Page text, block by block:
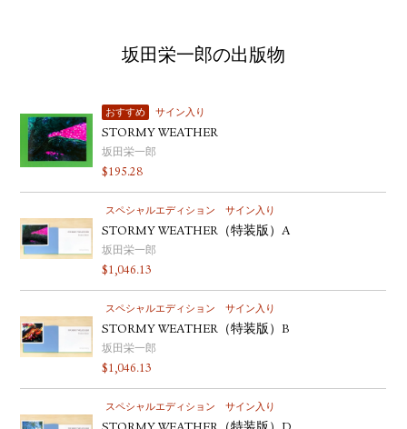
坂田栄一郎の出版物
おすすめ サイン入り
STORMY WEATHER
坂田栄一郎
$195.28
スペシャルエディション サイン入り
STORMY WEATHER（特装版）A
坂田栄一郎
$1,046.13
スペシャルエディション サイン入り
STORMY WEATHER（特装版）B
坂田栄一郎
$1,046.13
スペシャルエディション サイン入り